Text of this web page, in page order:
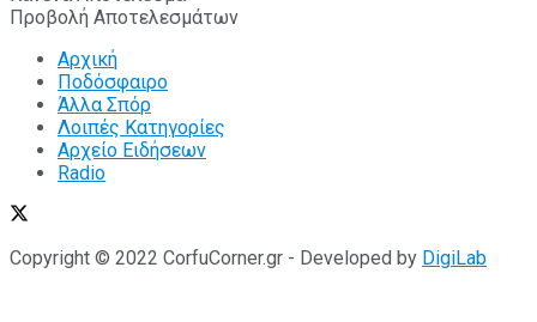
Προβολή Αποτελεσμάτων
Αρχική
Ποδόσφαιρο
Άλλα Σπόρ
Λοιπές Κατηγορίες
Αρχείο Ειδήσεων
Radio
Copyright © 2022 CorfuCorner.gr - Developed by DigiLab